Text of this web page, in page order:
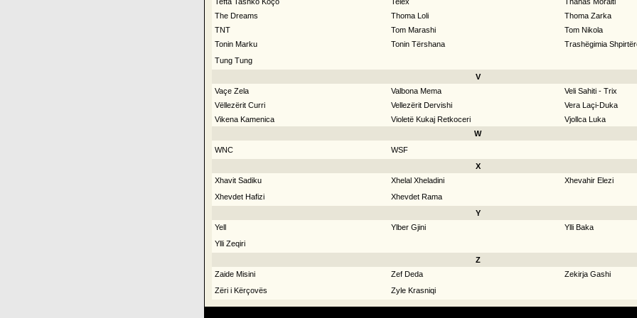
The Dreams
Thoma Loli
Thoma Zarka
TNT
Tom Marashi
Tom Nikola
Tonin Marku
Tonin Tërshana
Trashëgimia
Tung Tung
V
Vaçe Zela
Valbona Mema
Veli Sahiti - Trix
Vëllezërit Curri
Vellezërit Dervishi
Vera Laçi-Duka
Vikena Kamenica
Violetë Kukaj Retkoceri
Vjollca Luka
W
WNC
WSF
X
Xhavit Sadiku
Xhelal Xheladini
Xhevahir Elezi
Xhevdet Hafizi
Xhevdet Rama
Y
Yell
Ylber Gjini
Ylli Baka
Ylli Zeqiri
Z
Zaide Misini
Zef Deda
Zekirja Gashi
Zëri i Kërçovës
Zyle Krasniqi